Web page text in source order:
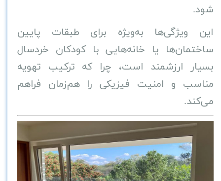
شود.
این ویژگی‌ها به‌ویژه برای طبقات پایین
ساختمان‌ها یا خانه‌هایی با کودکان خردسال
بسیار ارزشمند است، چرا که ترکیب تهویه
مناسب و امنیت فیزیکی را هم‌زمان فراهم
می‌کند.